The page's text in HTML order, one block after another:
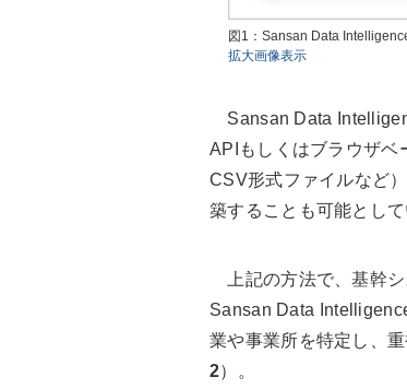
図1：Sansan Data
拡大画像表示
Sansan Data
APIもしくはブラウザベ
CSV形式ファイルなど
築することも可能として
上記の方法で、基幹シ
Sansan Data
業や事業所を特定し、
2）。